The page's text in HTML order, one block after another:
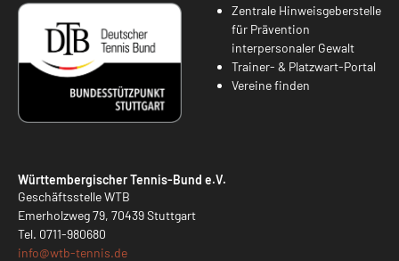
Zentrale Hinweisgeberstelle
für Prävention
interpersonaler Gewalt
Trainer- & Platzwart-Portal
Vereine finden
Württembergischer Tennis-Bund e.V.
Geschäftsstelle WTB
Emerholzweg 79, 70439 Stuttgart
Tel. 0711-980680
info@wtb-tennis.de